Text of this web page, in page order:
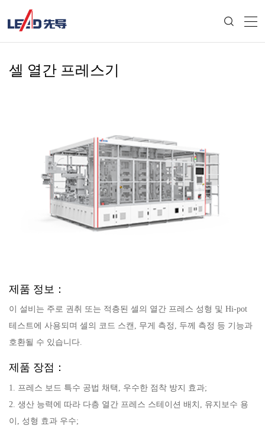
셀 열간 프레스기
제품 정보：
이 설비는 주로 권취 또는 적층된 셀의 열간 프레스 성형 및 Hi-pot
테스트에 사용되며 셀의 코드 스캔, 무게 측정, 두께 측정 등 기능과
호환될 수 있습니다.
제품 장점：
1. 프레스 보드 특수 공법 채택, 우수한 점착 방지 효과;
2. 생산 능력에 따라 다층 열간 프레스 스테이션 배치, 유지보수 용
이, 성형 효과 우수;